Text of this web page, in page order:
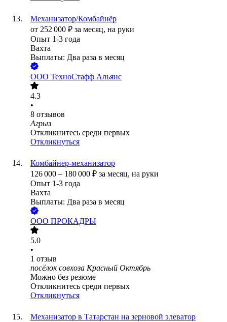
Механизатор/Комбайнёр
от 252 000 ₽ за месяц, на руки
Опыт 1-3 года
Вахта
Выплаты: Два раза в месяц
ООО ТехноСтафф Альянс
4.3
•
8 отзывов
Агрыз
Откликнитесь среди первых
Откликнуться
Комбайнер-механизатор
126 000 – 180 000 ₽ за месяц, на руки
Опыт 1-3 года
Вахта
Выплаты: Два раза в месяц
ООО ПРОКАДРЫ
5.0
•
1 отзыв
посёлок совхоза Красный Октябрь
Можно без резюме
Откликнитесь среди первых
Откликнуться
Механизатор в Татарстан на зерновой элеватор